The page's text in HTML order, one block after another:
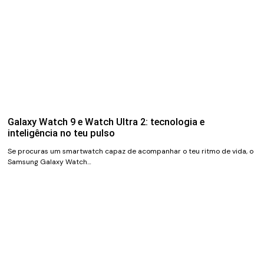
Galaxy Watch 9 e Watch Ultra 2: tecnologia e
inteligência no teu pulso
Se procuras um smartwatch capaz de acompanhar o teu ritmo de vida, o
Samsung Galaxy Watch…